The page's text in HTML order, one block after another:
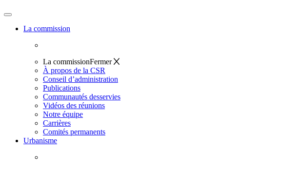
La commission
La commissionFermer
À propos de la CSR
Conseil d’administration
Publications
Communautés desservies
Vidéos des réunions
Notre équipe
Carrières
Comités permanents
Urbanisme